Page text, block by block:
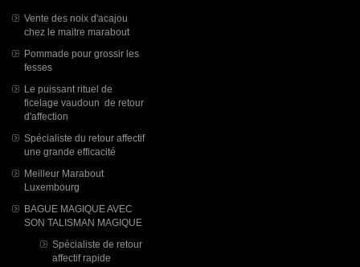
Vente des noix d'acajou
chez le maitre marabout
Pommade pour grossir les
fesses
Le puissant rituel de
ficelage vaudoun de retour
d'affection
Spécialiste du retour affectif
une grande efficacité
Meilleur Marabout
Luxembourg
BAGUE MAGIQUE AVEC
SON TALISMAN MAGIQUE
Spécialiste de retour
affectif rapide